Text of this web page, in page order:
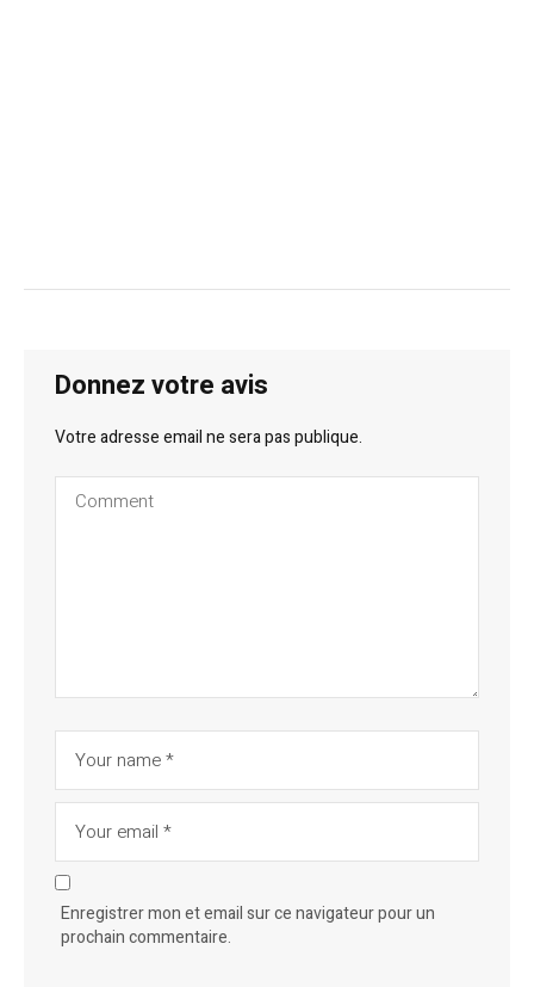
Donnez votre avis
Votre adresse email ne sera pas publique.
Enregistrer mon et email sur ce navigateur pour un
prochain commentaire.